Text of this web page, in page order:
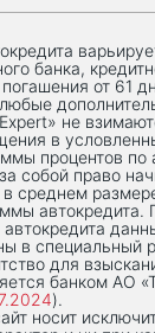
банка,
от 61
не
в
процентов по
собой право
среднем
автокредита.
в специальный
для
банком АО
).
носит